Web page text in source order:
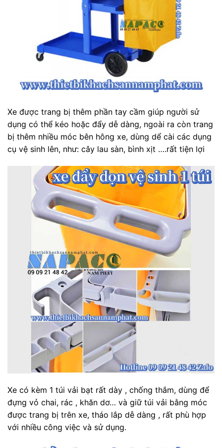
Xe được trang bị thêm phần tay cầm giúp người sử
dụng có thể kéo hoặc đẩy dễ dàng, ngoài ra còn trang
bị thêm nhiều móc bên hông xe, dùng dể cài các dụng
cụ vệ sinh lên, như: cây lau sàn, bình xịt ….rất tiện lợi
Xe có kèm 1 túi vải bạt rất dày , chống thắm, dùng để
đựng vỏ chai, rác , khăn dơ… và giữ túi vải bằng móc
được trang bị trên xe, tháo lắp dễ dàng , rất phù hợp
với nhiều công việc và sử dụng.